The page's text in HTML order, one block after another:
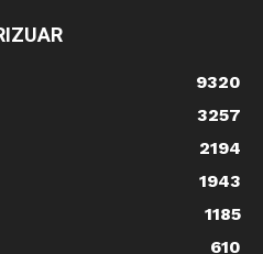
9320
3257
2194
1943
1185
610